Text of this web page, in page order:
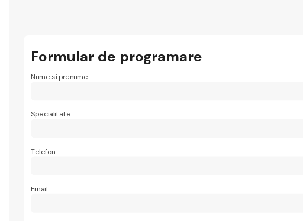
Formular de programare
Nume si prenume
Specialitate
Telefon
Email